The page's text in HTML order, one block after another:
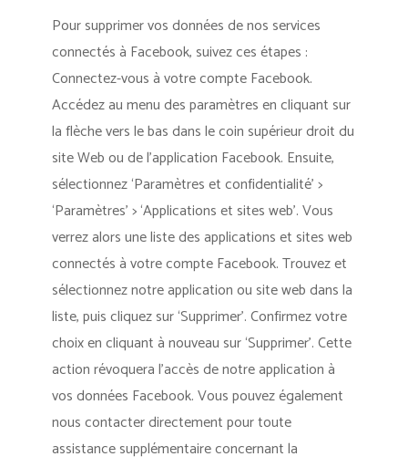
Pour supprimer vos données de nos services
connectés à Facebook, suivez ces étapes :
Connectez-vous à votre compte Facebook.
Accédez au menu des paramètres en cliquant sur
la flèche vers le bas dans le coin supérieur droit du
site Web ou de l’application Facebook. Ensuite,
sélectionnez ‘Paramètres et confidentialité’ >
‘Paramètres’ > ‘Applications et sites web’. Vous
verrez alors une liste des applications et sites web
connectés à votre compte Facebook. Trouvez et
sélectionnez notre application ou site web dans la
liste, puis cliquez sur ‘Supprimer’. Confirmez votre
choix en cliquant à nouveau sur ‘Supprimer’. Cette
action révoquera l’accès de notre application à
vos données Facebook. Vous pouvez également
nous contacter directement pour toute
assistance supplémentaire concernant la